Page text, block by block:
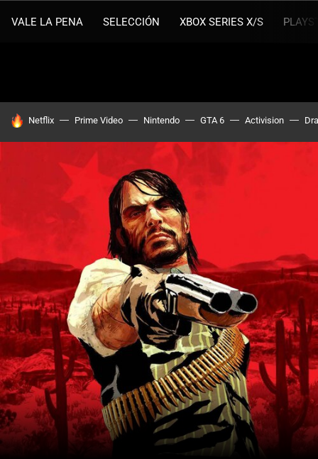
VALE LA PENA SELECCIÓN XBOX SERIES X/S
HOY SE HABLA DE
Netflix Prime Video Nintendo GTA 6 Activision